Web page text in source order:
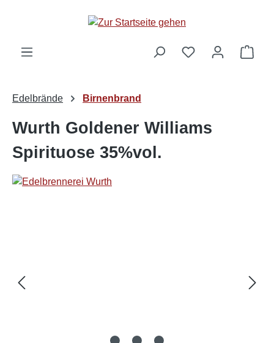
Edelbrände Birnenbrand
Wurth Goldener Williams
Spirituose 35%vol.